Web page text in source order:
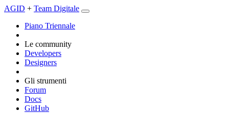
AGID + Team Digitale
Piano Triennale
Le community
Developers
Designers
Gli strumenti
Forum
Docs
GitHub